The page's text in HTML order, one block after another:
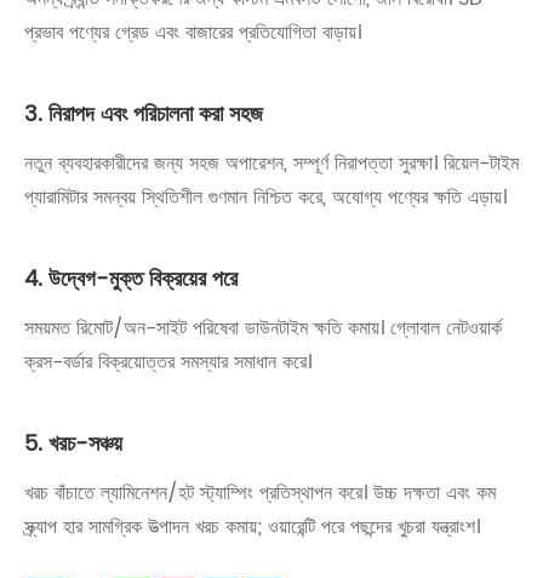
প্রভাব পণ্যের গ্রেড এবং বাজারের প্রতিযোগিতা বাড়ায়।
3. নিরাপদ এবং পরিচালনা করা সহজ
নতুন ব্যবহারকারীদের জন্য সহজ অপারেশন, সম্পূর্ণ নিরাপত্তা সুরক্ষা। রিয়েল-টাইম
প্যারামিটার সমন্বয় স্থিতিশীল গুণমান নিশ্চিত করে, অযোগ্য পণ্যের ক্ষতি এড়ায়।
4. উদ্বেগ-মুক্ত বিক্রয়ের পরে
সময়মত রিমোট/অন-সাইট পরিষেবা ডাউনটাইম ক্ষতি কমায়। গ্লোবাল নেটওয়ার্ক
ক্রস-বর্ডার বিক্রয়োত্তর সমস্যার সমাধান করে।
5. খরচ-সঞ্চয়
খরচ বাঁচাতে ল্যামিনেশন/হট স্ট্যাম্পিং প্রতিস্থাপন করে। উচ্চ দক্ষতা এবং কম
স্ক্র্যাপ হার সামগ্রিক উত্পাদন খরচ কমায়; ওয়ারেন্টি পরে পছন্দের খুচরা যন্ত্রাংশ।